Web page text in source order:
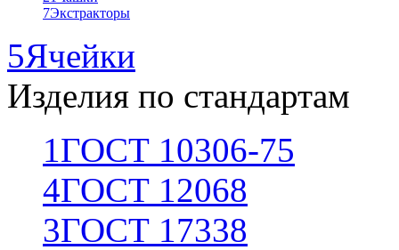
7Экстракторы
5Ячейки
Изделия по стандартам
1ГОСТ 10306-75
4ГОСТ 12068
3ГОСТ 17338